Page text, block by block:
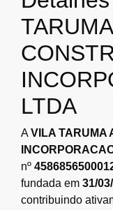
LTDA
AVILA TARUMA
nº
fundada em 31/
contribuindo